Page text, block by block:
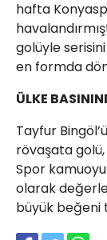
hafta
golüyle
en formda
ÜLKE
Tayfur
rövaşata golü,
Spor
olarak
büyük beğeni